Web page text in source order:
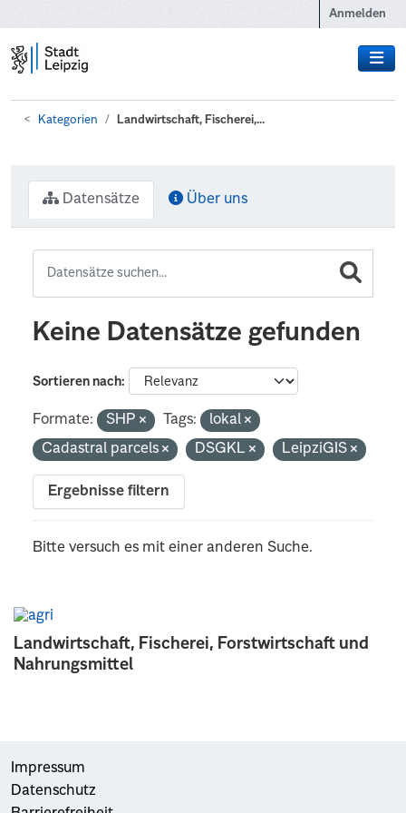
Anmelden
Kategorien Landwirtschaft, Fischerei,...
Landwirtschaft, Fischerei, Forstwirtschaft und
Nahrungsmittel
Datensätze Über uns
Keine Datensätze gefunden
Sortieren nach
Formate: SHP Tags:
lokal
Cadastral parcels
DSGKL LeipziGIS
Ergebnisse filtern
Bitte versuch es mit einer anderen Suche.
Impressum
Datenschutz